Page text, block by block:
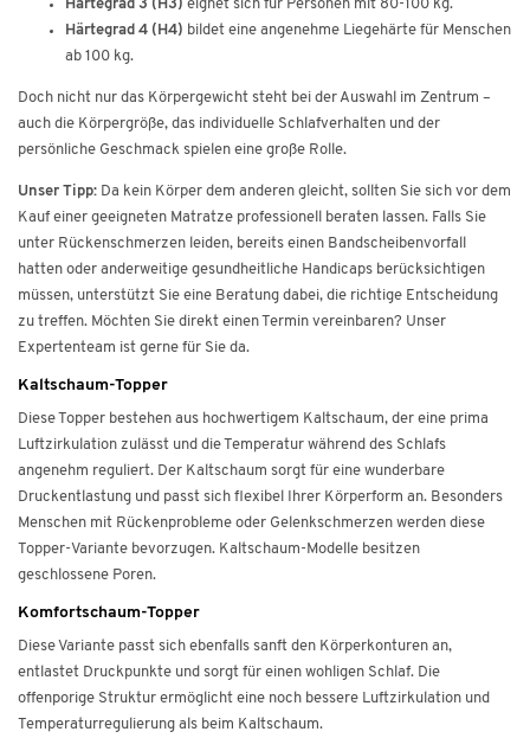
Härtegrad 3 (H3) eignet sich für Personen mit 80-100 kg.
Härtegrad 4 (H4) bildet eine angenehme Liegehärte für Menschen
ab 100 kg.
Doch nicht nur das Körpergewicht steht bei der Auswahl im Zentrum –
auch die Körpergröße, das individuelle Schlafverhalten und der
persönliche Geschmack spielen eine große Rolle.
Unser Tipp: Da kein Körper dem anderen gleicht, sollten Sie sich vor dem
Kauf einer geeigneten Matratze professionell beraten lassen. Falls Sie
unter Rückenschmerzen leiden, bereits einen Bandscheibenvorfall
hatten oder anderweitige gesundheitliche Handicaps berücksichtigen
müssen, unterstützt Sie eine Beratung dabei, die richtige Entscheidung
zu treffen. Möchten Sie direkt einen Termin vereinbaren? Unser
Expertenteam ist gerne für Sie da.
Kaltschaum-Topper
Diese Topper bestehen aus hochwertigem Kaltschaum, der eine prima
Luftzirkulation zulässt und die Temperatur während des Schlafs
angenehm reguliert. Der Kaltschaum sorgt für eine wunderbare
Druckentlastung und passt sich flexibel Ihrer Körperform an. Besonders
Menschen mit Rückenprobleme oder Gelenkschmerzen werden diese
Topper-Variante bevorzugen. Kaltschaum-Modelle besitzen
geschlossene Poren.
Komfortschaum-Topper
Diese Variante passt sich ebenfalls sanft den Körperkonturen an,
entlastet Druckpunkte und sorgt für einen wohligen Schlaf. Die
offenporige Struktur ermöglicht eine noch bessere Luftzirkulation und
Temperaturregulierung als beim Kaltschaum.